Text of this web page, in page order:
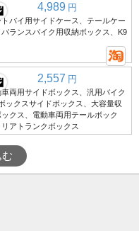
4,989 円
トバイ用サイドケース、テールケー
バランスバイク用収納ボックス、K9
2,557 円
車両用サイドボックス、汎用バイク
ックスサイドボックス、大容量収
クス、電動車両用テールボック
リアトランクボックス